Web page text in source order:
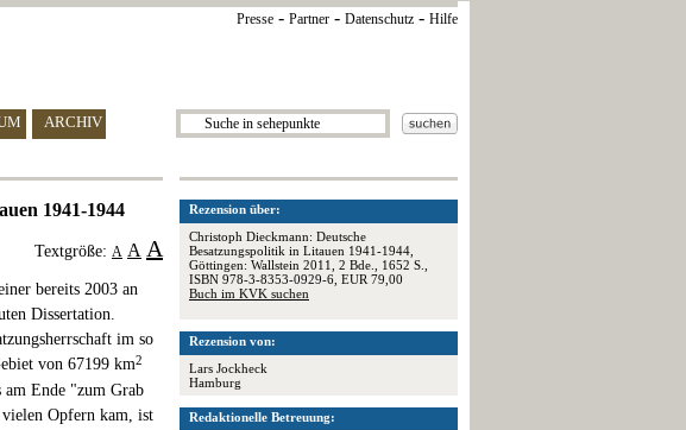
Presse - Partner - Datenschutz - Hilfe
ARCHIV
Rezension über:
Christoph Dieckmann: Deutsche
Besatzungspolitik in Litauen 1941-1944,
Göttingen: Wallstein 2011, 2 Bde., 1652 S.,
ISBN 978-3-8353-0929-6, EUR 79,00
Buch im KVK suchen
Rezension von:
Lars Jockheck
Hamburg
Redaktionelle Betreuung:
1941-1944
Textgröße: A A A
bereits 2003 an
Dissertation.
im so
von 67199 km2
Ende "zum Grab
Opfern kam, ist